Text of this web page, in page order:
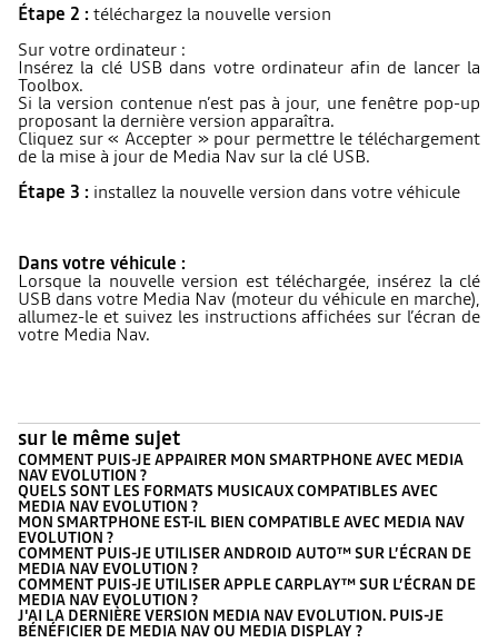
Étape 2 :téléchargez la nouvelle version
Sur votre ordinateur :
Insérez la clé USB dans votre ordinateur afin de lancer la
Toolbox.
Si la version contenue n’est pas à jour, une fenêtre pop-up
proposant la dernière version apparaîtra.
Cliquez sur « Accepter » pour permettre le téléchargement
de la mise à jour de Media Nav sur la clé USB.
Étape 3 : installez la nouvelle version dans votre véhicule
Dans votre véhicule :
Lorsque la nouvelle version est téléchargée, insérez la clé
USB dans votre Media Nav (moteur du véhicule en marche),
allumez-le et suivez les instructions affichées sur l’écran de
votre Media Nav.
sur le même sujet
COMMENT PUIS-JE APPAIRER MON SMARTPHONE AVEC MEDIA
NAV EVOLUTION ?
QUELS SONT LES FORMATS MUSICAUX COMPATIBLES AVEC
MEDIA NAV EVOLUTION ?
MON SMARTPHONE EST-IL BIEN COMPATIBLE AVEC MEDIA NAV
EVOLUTION ?
COMMENT PUIS-JE UTILISER ANDROID AUTO™ SUR L’ÉCRAN DE
MEDIA NAV EVOLUTION ?
COMMENT PUIS-JE UTILISER APPLE CARPLAY™ SUR L’ÉCRAN DE
MEDIA NAV EVOLUTION ?
J'AI LA DERNIÈRE VERSION MEDIA NAV EVOLUTION. PUIS-JE
BÉNÉFICIER DE MEDIA NAV OU MEDIA DISPLAY ?